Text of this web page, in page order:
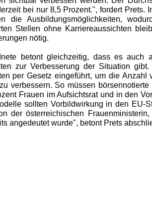
bei nur 8,5 Prozent.", fordert Prets.
die Ausbildungsmöglichkeiten,
Stellen ohne Karriereaussichten
nötig.
betont gleichzeitig, dass es auch
zur Verbesserung der Situation
per Gesetz eingeführt, um die Anzahl
verbessern. So müssen börsennotierte
Frauen im Aufsichtsrat und in den
sollten Vorbildwirkung in den EU-
der österreichischen
angedeutet wurde", betont Prets